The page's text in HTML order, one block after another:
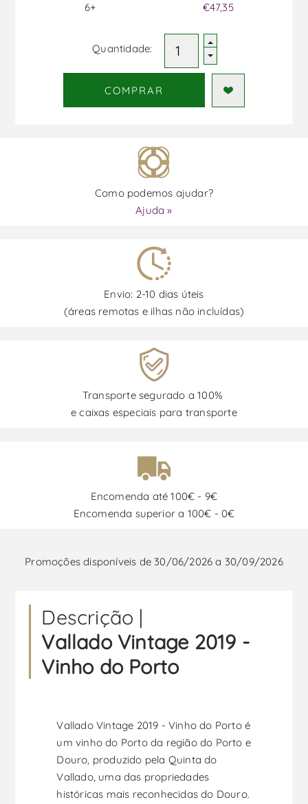
6+
€47,35
Quantidade:
COMPRAR
Como podemos ajudar?
Ajuda »
Envio: 2-10 dias úteis
(áreas remotas e ilhas não incluídas)
Transporte segurado a 100%
e caixas especiais para transporte
Encomenda até 100€ - 9€
Encomenda superior a 100€ - 0€
Promoções disponíveis de 30/06/2026 a 30/09/2026
Descrição |
Vallado Vintage 2019 -
Vinho do Porto
Vallado Vintage 2019 - Vinho do Porto é
um vinho do Porto da região do Porto e
Douro, produzido pela Quinta do
Vallado, uma das propriedades
históricas mais reconhecidas do Douro.